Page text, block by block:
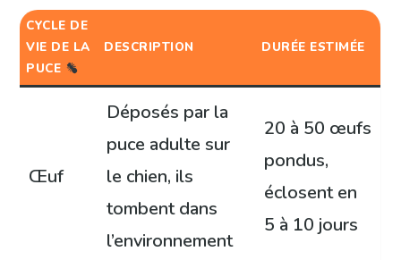
CYCLE DE
VIE DE LA
PUCE
DESCRIPTION DURÉE ESTIMÉE
Œuf
Déposés par la
puce adulte sur
le chien, ils
tombent dans
l’environnement
20 à 50 œufs
pondus,
éclosent en
5 à 10 jours